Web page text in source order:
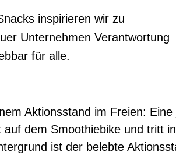
inspirieren wir zu
Unternehmen Verantwortung
für alle.